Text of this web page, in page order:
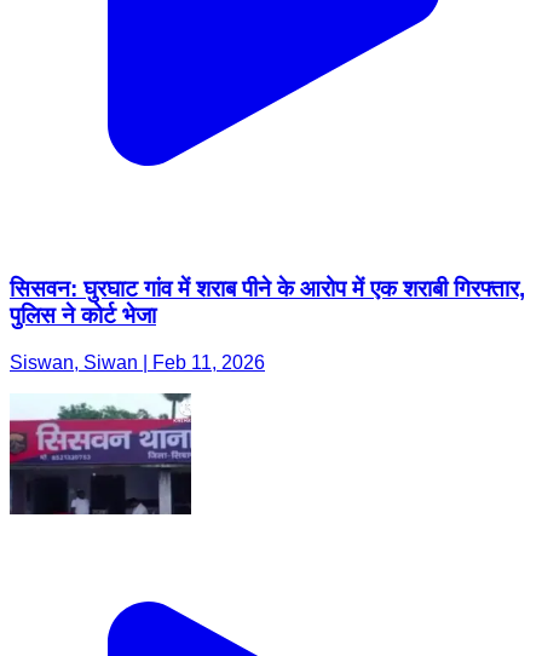
सिसवन: घुरघाट गांव में शराब पीने के आरोप में एक शराबी गिरफ्तार,
पुलिस ने कोर्ट भेजा
Siswan, Siwan | Feb 11, 2026